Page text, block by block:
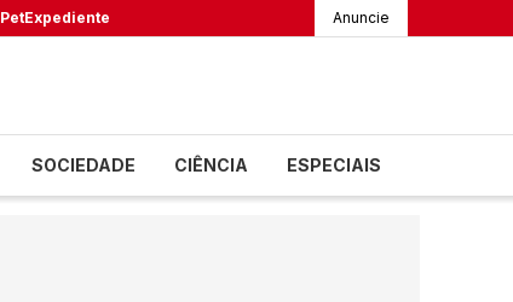
PetExpediente Anuncie
SOCIEDADE CIÊNCIA ESPECIAIS